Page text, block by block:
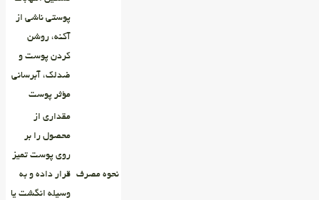
پوستی ناشی از
آکنه، روشن
کردن پوست و
ضدلک، آبرسانی
مؤثر پوست
نحوه مصرف
مقداری از
محصول را بر
روی پوست تمیز
قرار داده و به
وسیله انگشت یا